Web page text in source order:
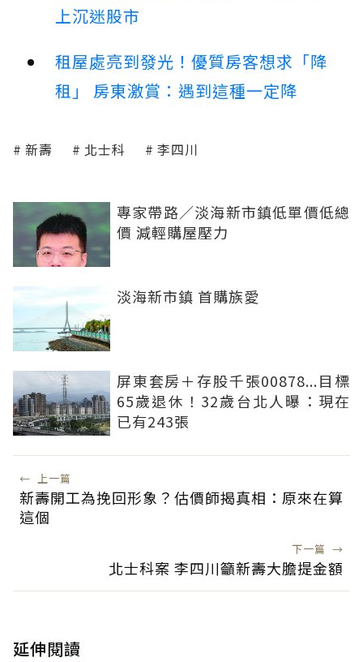
上沉迷股市
租屋處亮到發光！優質房客想求「降
租」 房東激賞：遇到這種一定降
新壽 北士科 李四川
專家帶路／淡海新市鎮低單價低總
價 減輕購屋壓力
淡海新市鎮 首購族愛
屏東套房＋存股千張00878...目標
65歲退休！32歲台北人曝：現在
已有243張
← 上一篇
新壽開工為挽回形象？估價師揭真相：原來在算
這個
下一篇 →
北士科案 李四川籲新壽大膽提金額
延伸閱讀